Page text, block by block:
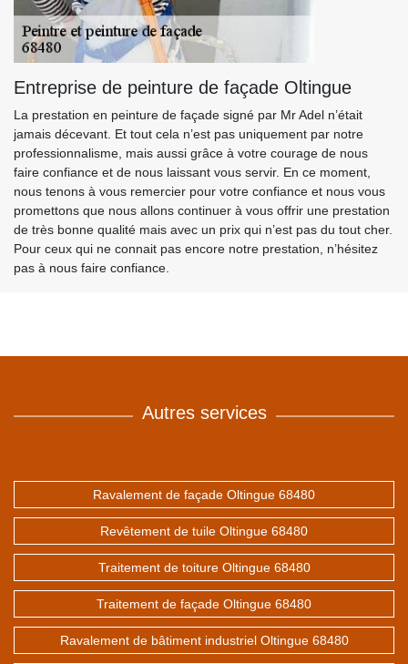
Entreprise de peinture de façade Oltingue
La prestation en peinture de façade signé par Mr Adel n’était
jamais décevant. Et tout cela n’est pas uniquement par notre
professionnalisme, mais aussi grâce à votre courage de nous
faire confiance et de nous laissant vous servir. En ce moment,
nous tenons à vous remercier pour votre confiance et nous vous
promettons que nous allons continuer à vous offrir une prestation
de très bonne qualité mais avec un prix qui n’est pas du tout cher.
Pour ceux qui ne connait pas encore notre prestation, n’hésitez
pas à nous faire confiance.
Autres services
Ravalement de façade Oltingue 68480
Revêtement de tuile Oltingue 68480
Traitement de toiture Oltingue 68480
Traitement de façade Oltingue 68480
Ravalement de bâtiment industriel Oltingue 68480